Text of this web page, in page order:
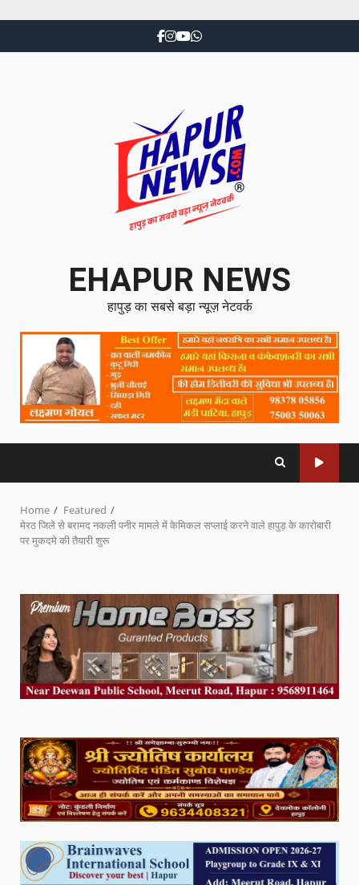
EHAPUR NEWS
हापुड़ का सबसे बड़ा न्यूज़ नेटवर्क
Home
Featured
मेरठ जिले से बरामद नकली पनीर मामले में केमिकल सप्लाई करने वाले हापुड़ के कारोबारी
पर मुकदमे की तैयारी शुरू